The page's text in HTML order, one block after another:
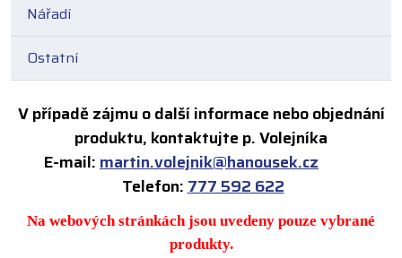
Nářadí
Ostatní
V případě zájmu o další informace nebo objednání
produktu, kontaktujte p. Volejníka
E-mail:martin.volejnik@hanousek.cz
Telefon:777 592 622
Na webových stránkách jsou uvedeny pouze vybrané
produkty.